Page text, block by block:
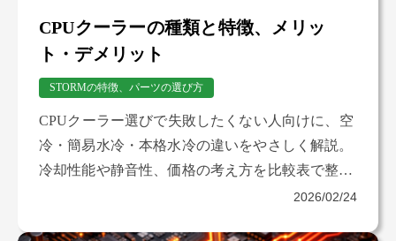
CPUクーラーの種類と特徴、メリッ
ト・デメリット
STORMの特徴、パーツの選び方
CPUクーラー選びで失敗したくない人向けに、空
冷・簡易水冷・本格水冷の違いをやさしく解説。
冷却性能や静音性、価格の考え方を比較表で整理
し、自分に合ったCPUクーラーが安心して選べま
2026/02/24